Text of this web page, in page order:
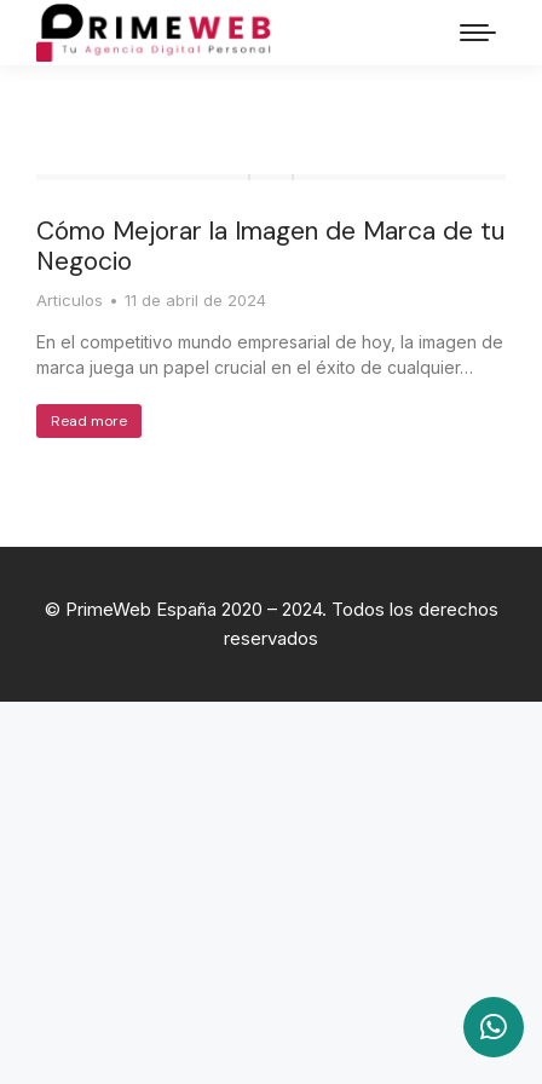
Cómo Mejorar la Imagen de Marca de tu
Negocio
Articulos 11 de abril de 2024
En el competitivo mundo empresarial de hoy, la imagen de
marca juega un papel crucial en el éxito de cualquier…
Read more
© PrimeWeb España 2020 – 2024. Todos los derechos
reservados